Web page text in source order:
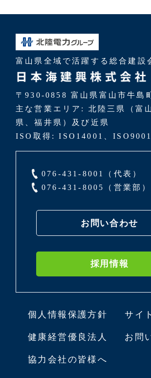
富山県全域で活躍する総合建設
〒930-0858 富山県富山市牛島
主な営業エリア: 北陸三県（富
県、福井県）及び近県
ISO取得: ISO14001、ISO9001
076-431-8001（代表）
076-431-8005（営業部）
お問い合わせ
採用情報
個人情報保護方針 サイ
健康経営優良法人 お問
協力会社の皆様へ